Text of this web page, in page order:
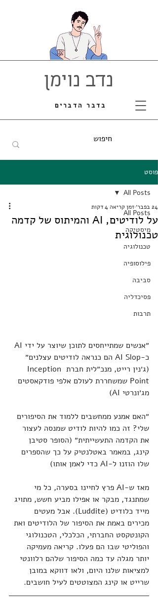
נדב נוימן
בדבר הדברים
פוסט
All Posts
מיסטיקה
טכנולוגיה
פילוסופיה
סביבה
פסיכדליה
תרבות
All Posts
על לודיטים, AI והמיתוס של קדמה
טכנולוגית
24 בפבר׳ זמן קריאה 4 דקות
כ-AI Slop הם כנראה לודיטים עצלנים״
(ג׳נין רייט, מנכ״לית חברת Inception
Point שמשחררת לעולם אלפי פודקאסטים
מג׳ונרטי AI)
״האם אמנע ממחשבים ללמוד את הסיפורים
שלי? זה כמו להיות לודיט שמנסה לעצור
את הקדמה התעשייתית״ (הסופר סטיבן
קינג, במאמר באטלנטיק על כך שהספרים
שלו הוזנו ל-AI כדי לאמן אותו)
מאז ש-AI פרץ לחיינו בסערה, כל מי
שמתנגד, מבקר או אפילו מביע חשש, מתויג
מייד כלודיט (Luddite). אבל מעטים
מכירים באמת את הסיפור של הלודיטים ואת
הקונטקסט החברתי, הכלכלי, הטכנולוגי
והפוליטי שבו הם פעלו. קריאה מעמיקה
יותר מגלה עד כמה הסיפור שלהם רלוונטי
למציאות שלנו היום, ולאו דווקא במובן
שרייט או קינג המצוטטים לעיל חושבים.